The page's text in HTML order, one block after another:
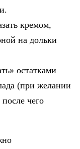
кремом,
на дольки
остатками
(при желании
чего